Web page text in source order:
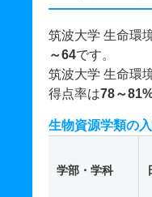
筑波大学 生命環
～64です。
筑波大学 生命環
得点率は78～
生物資源学類の
学部・学科